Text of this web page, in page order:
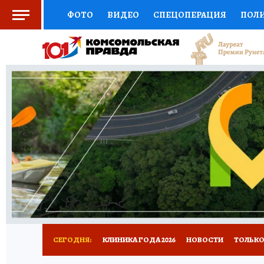
ФОТО ВИДЕО СПЕЦОПЕРАЦИЯ
СОЦПОДДЕРЖКА НАУКА СПОРТ
ВЫБОР ЭКСПЕРТОВ ДОКТОР
КНИЖНАЯ ПОЛКА ПРОГНОЗЫ НА СПОРТ
ПРЕСС-ЦЕНТР НЕДВИЖИМОСТЬ
РАДИО КП РЕКЛАМА ТЕСТЫ НОВОЕ
СЕГОДНЯ: КЛИНИКА ГОДА 2026 НОВОСТИ